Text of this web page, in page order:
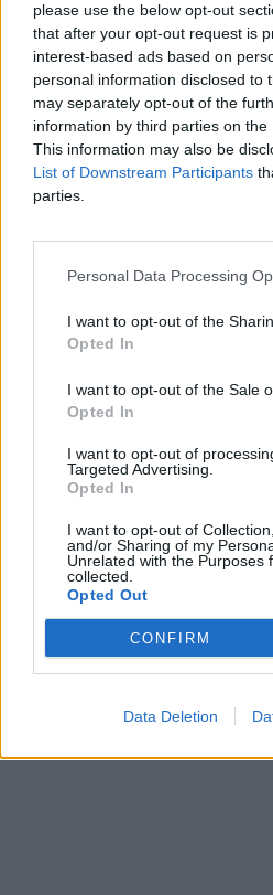
please use the below opt-out
that after your opt-out request is
interest-based ads based on
personal information disclosed to
may separately opt-out of the
information by third parties on the
This information may also be
List of Downstream Participants
parties.
Personal Data Processing
I want to opt-out of the
Opted In
I want to opt-out of the Sale
Opted In
I want to opt-out of
Targeted Advertising.
Opted In
I want to opt-out of
and/or Sharing of my
Unrelated with the Purposes
collected.
Opted Out
CONFIRM
Data Deletion
Taka forma komunikacji z
wpływowym żołnierzom
podjęta miała zostać decyzja na
przychodzących na co dzień
Kacper (imię zmienione), jeden z
początku 2026 r. dowiedział się,
życie nowy zakaz.Od teraz możliwe
ramach realizowanych zadań
treningi Kompanii Honorowej czy
Natomiast przychodzenie codziennie
żołnierzy TSW do maksymalnie
Reklama